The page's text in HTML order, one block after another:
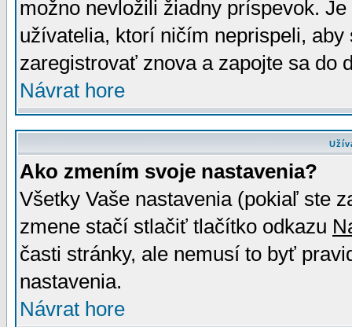
možno nevložili žiadny príspevok.
užívatelia, ktorí ničím neprispeli,
zaregistrovať znova a zapojte sa do
Návrat hore
Ako zmením svoje nastavenia?
Všetky Vaše nastavenia (pokiaľ ste
zmene stačí stlačiť tlačítko odkazu
časti stránky, ale nemusí to byť
nastavenia.
Návrat hore